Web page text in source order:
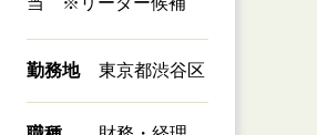
勤務地 東京都渋谷区